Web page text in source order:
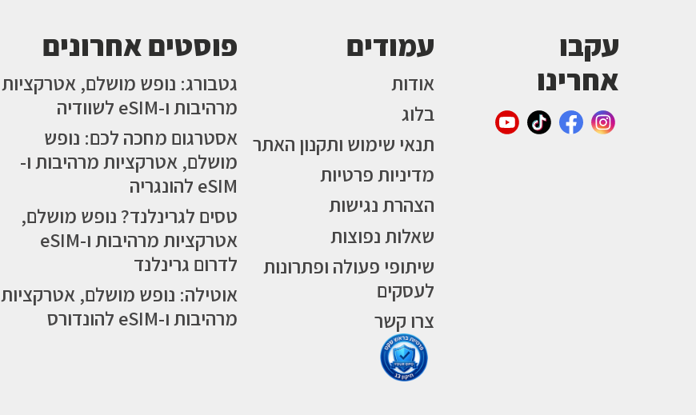
עקבו
אחרינו
עמודים
אודות
בלוג
תנאי שימוש ותקנון האתר
מדיניות פרטיות
הצהרת נגישות
שאלות נפוצות
שיתופי פעולה ופתרונות
לעסקים
צרו קשר
פוסטים אחרונים
גטבורג: נופש מושלם, אטרקציות
מרהיבות ו-eSIM לשוודיה
אסטרגום מחכה לכם: נופש
מושלם, אטרקציות מרהיבות ו-
eSIM להונגריה
טסים לגרינלנד? נופש מושלם,
אטרקציות מרהיבות ו-eSIM
לדרום גרינלנד
אוטילה: נופש מושלם, אטרקציות
מרהיבות ו-eSIM להונדורס